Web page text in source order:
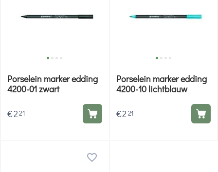
Porselein marker edding
4200-01 zwart
€221
Porselein marker edding
4200-10 lichtblauw
€2 21